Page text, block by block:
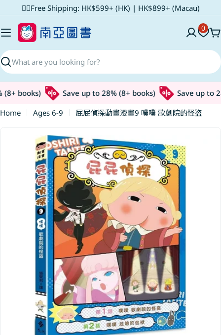
to
content
✌🏼Free Shipping: HK$599+ (HK) | HK$899+ (Macau)
Search
0
books) Save up to 28% (8+ books)
Save up to
Home
Ages 6-9
屁屁偵探動畫漫畫9 噗噗 歌劇院的怪盜
Skip
information
Open media 0 in modal